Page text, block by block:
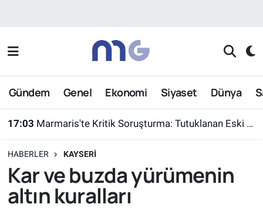
Gündem Genel Ekonomi Siyaset Dünya
17:03 Marmaris'te Kritik Soruşturma: Tutuklanan Eski Yüzbaşı Burkay Karatepe Yer Gösterdi
HABERLER KAYSERI
Kar ve buzda yürümenin
altın kuralları
Nöbetçi Eczaneler
Hava Durumu
Süper Lig Puan Durumu ve Fikstür
Tüm Manşetler